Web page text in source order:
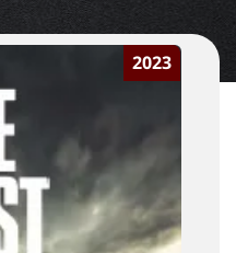
2023